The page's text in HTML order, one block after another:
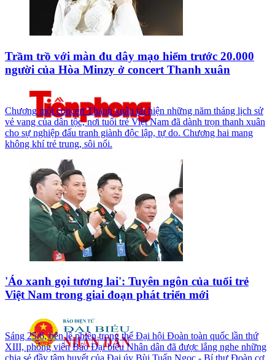
Trầm trồ với màn đu dây mạo hiểm trước 20.000
người của Hòa Minzy ở concert Thanh xuân
Chương một concert Thanh xuân tái hiện những năm tháng lịch sử
vẻ vang của dân tộc, nơi tuổi trẻ Việt Nam đã dành trọn thanh xuân
cho sự nghiệp đấu tranh giành độc lập, tự do. Chương hai mang
không khí trẻ trung, sôi nổi.
'Áo xanh gọi tương lai': Tuyên ngôn của tuổi trẻ
Việt Nam trong giai đoạn phát triển mới
Sáng 25/6, bên lề phiên trọng thể Đại hội Đoàn toàn quốc lần thứ
XIII, phóng viên Báo Đại biểu Nhân dân đã được lắng nghe những
chia sẻ đầy tâm huyết của Đại úy Bùi Tuấn Ngọc - Bí thư Đoàn cơ